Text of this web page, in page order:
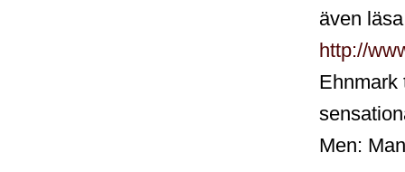
även
http://
Ehnmark
Men: